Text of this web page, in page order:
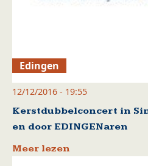
Edingen
12/12/2016 - 19:55
Kerstdubbelconcert in
en door EDINGENaren
Meer lezen